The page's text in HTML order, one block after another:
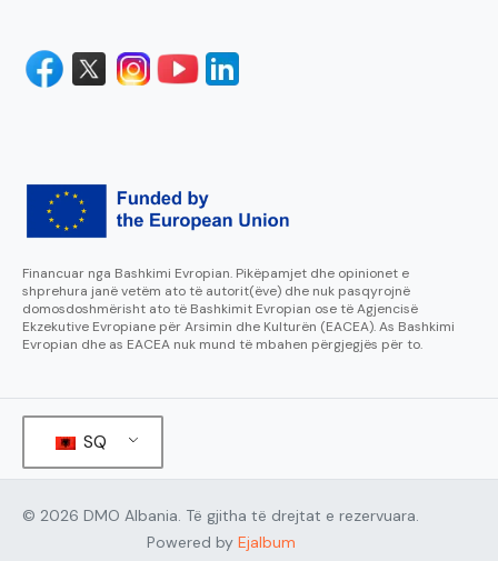
Financuar nga Bashkimi Evropian. Pikëpamjet dhe opinionet e
shprehura janë vetëm ato të autorit(ëve) dhe nuk pasqyrojnë
domosdoshmërisht ato të Bashkimit Evropian ose të Agjencisë
Ekzekutive Evropiane për Arsimin dhe Kulturën (EACEA). As Bashkimi
Evropian dhe as EACEA nuk mund të mbahen përgjegjës për to.
SQ
© 2026 DMO Albania. Të gjitha të drejtat e rezervuara.
Powered by Ejalbum